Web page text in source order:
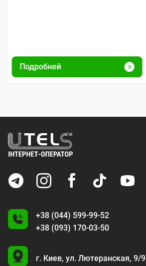
Подробней
+38 (044) 599-99-52
+38 (093) 170-03-50
U
г. Киев, ул. Лютеранская, 9/9